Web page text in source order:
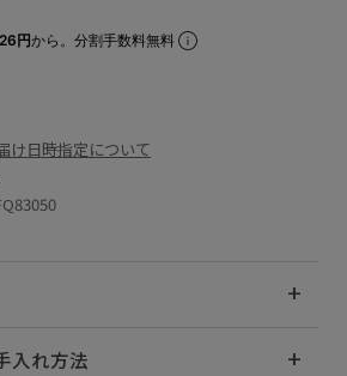
円から。分割手数料無料
け日時指定について
入れ方法